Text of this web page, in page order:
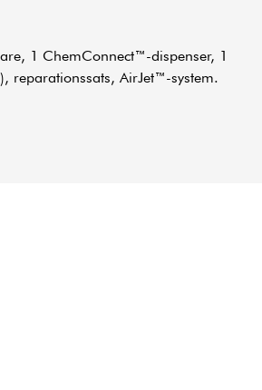
1 ChemConnect™-dispenser, 1
reparationssats, AirJet™-system.